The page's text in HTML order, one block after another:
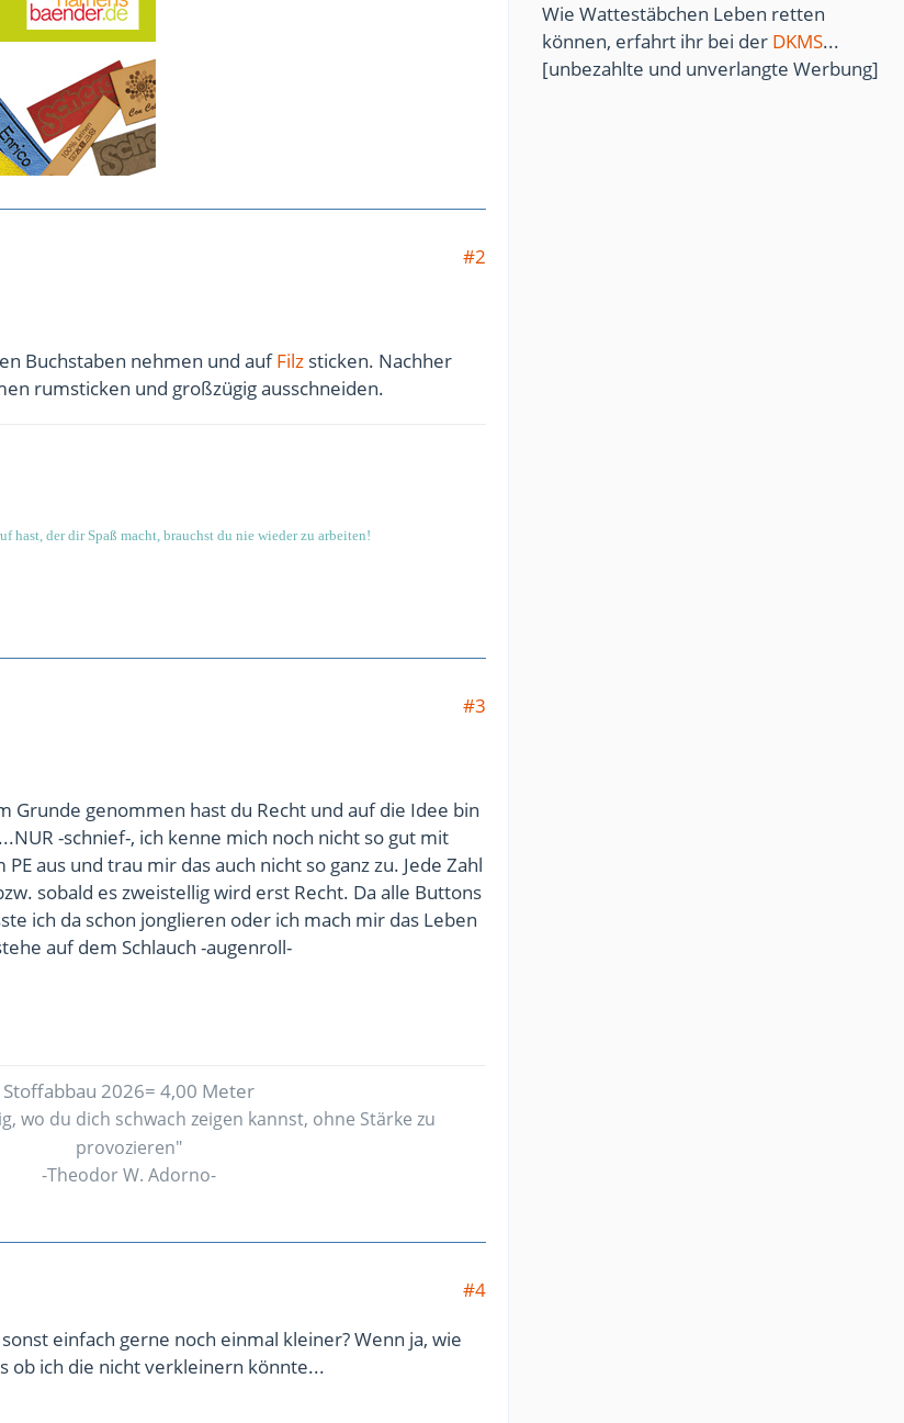
#2
Buchstaben nehmen und aufFilz sticken. Nachher
rumsticken und großzügig ausschneiden.
hast, der dir Spaß macht, brauchst du nie wieder zu arbeiten!
#3
Grunde genommen hast du Recht und auf die Idee bin
-schnief-, ich kenne mich noch nicht so gut mit
aus und trau mir das auch nicht so ganz zu. Jede Zahl
sobald es zweistellig wird erst Recht. Da alle Buttons
ich da schon jonglieren oder ich mach mir das Leben
auf dem Schlauch -augenroll-
Stoffabbau 2026= 4,00 Meter
wo du dich schwach zeigen kannst, ohne Stärke zu
provozieren"
-Theodor W. Adorno-
#4
einfach gerne noch einmal kleiner? Wenn ja, wie
ob ich die nicht verkleinern könnte...
Wie Wattestäbchen Leben retten
können, erfahrt ihr bei der DKMS...
[unbezahlte und unverlangte Werbung]